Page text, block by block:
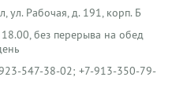
ул. Рабочая, д. 191, корп. Б
без перерыва на обед
547-38-02; +7-913-350-79-